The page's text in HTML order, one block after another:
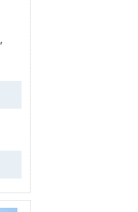
,